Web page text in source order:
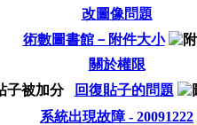
改圖像問題
術數圖書館－附件大小
關於權限
回復貼子的問題
系統出現故障 - 20091222